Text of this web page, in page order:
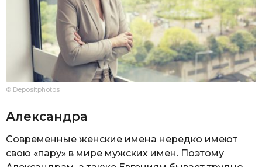
© Depositphotos
Александра
Современные женские имена нередко имеют
свою «пару» в мире мужских имен. Поэтому